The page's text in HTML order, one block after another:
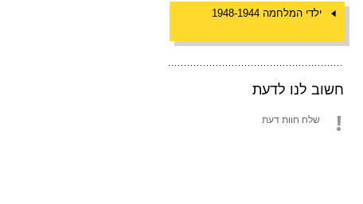
ילדי המלחמה 1948-1944
חשוב לנו לדעת
שלח חוות דעת